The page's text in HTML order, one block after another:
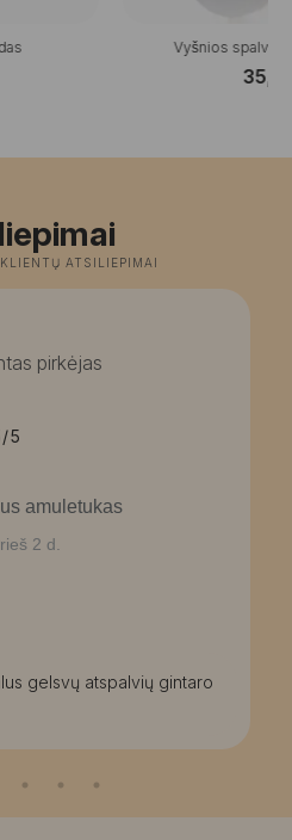
Vyšnios spalvos
ATSILIEPIMAI
pirkėjas
5
amuletukas
2 d.
gelsvų atspalvių gintaro